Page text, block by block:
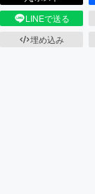
LINEで送る
埋め込み